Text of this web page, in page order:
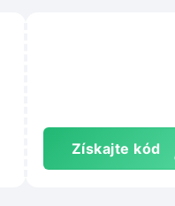
Získajte kód